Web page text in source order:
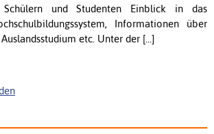
Schülern und Studenten Einblick in das
Informationen über
etc. Unter der [...]